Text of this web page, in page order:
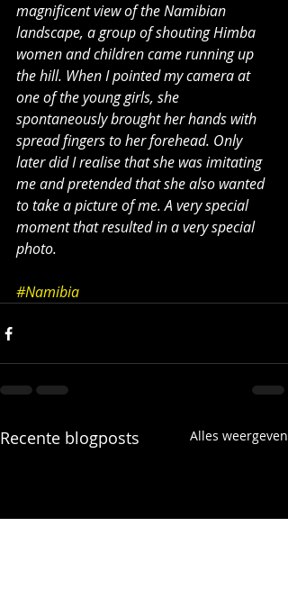
magnificent view of the Namibian
landscape, a group of shouting Himba
women and children came running up
the hill. When I pointed my camera at
one of the young girls, she
spontaneously brought her hands with
spread fingers to her forehead. Only
later did I realise that she was imitating
me and pretended that she also wanted
to take a picture of me. A very special
moment that resulted in a very special
photo.
#Namibia
Recente blogposts Alles weergeven